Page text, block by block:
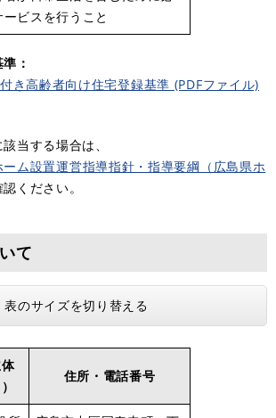
ビスを行うこと
：
き高齢者向け住宅登録基準 (PDFファイル)
当する場合は、
ム設置運営指導指針・指導要綱（広島県ホ
ください。
て
表のサイズを切り替える
住所・電話番号